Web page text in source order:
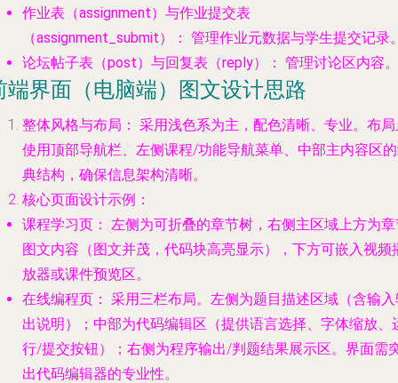
作业表（assignment）与作业提交表
（assignment_submit）： 管理作业元数据与学生提交记录
论坛帖子表（post）与回复表（reply）： 管理讨论区内容。
端界面（电脑端）图文设计思路
整体风格与布局： 采用浅色系为主，配色清晰、专业。布
使用顶部导航栏、左侧课程/功能导航菜单、中部主内容区
典结构，确保信息架构清晰。
核心页面设计示例：
课程学习页： 左侧为可折叠的章节树，右侧主区域上方为
图文内容（图文并茂，代码块高亮显示），下方可嵌入视频
放器或课件预览区。
在线编程页： 采用三栏布局。左侧为题目描述区域（含输
出说明）；中部为代码编辑区（提供语言选择、字体缩放、
行/提交按钮）；右侧为程序输出/判题结果展示区。界面需
出代码编辑器的专业性。